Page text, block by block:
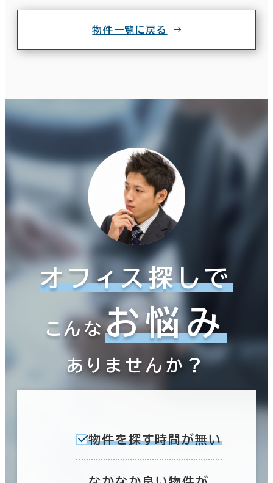
物件一覧に戻る
オフィス探しで
こんなお悩み
ありませんか？
物件を探す時間が無い